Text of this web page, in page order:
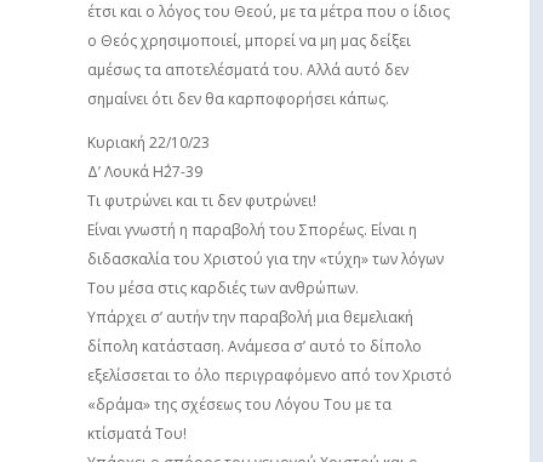
έτσι και ο λόγος του Θεού, με τα μέτρα που ο ίδιος
ο Θεός χρησιμοποιεί, μπορεί να μη μας δείξει
αμέσως τα αποτελέσματά του. Αλλά αυτό δεν
σημαίνει ότι δεν θα καρποφορήσει κάπως.
Κυριακή 22/10/23
Δ’ Λουκά Η΄27-39
Τι φυτρώνει και τι δεν φυτρώνει!
Είναι γνωστή η παραβολή του Σπορέως. Είναι η
διδασκαλία του Χριστού για την «τύχη» των λόγων
Του μέσα στις καρδιές των ανθρώπων.
Υπάρχει σ’ αυτήν την παραβολή μια θεμελιακή
δίπολη κατάσταση. Ανάμεσα σ’ αυτό το δίπολο
εξελίσσεται το όλο περιγραφόμενο από τον Χριστό
«δράμα» της σχέσεως του Λόγου Του με τα
κτίσματά Του!